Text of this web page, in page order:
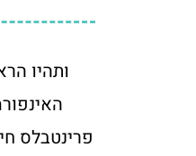
ותהיו
פרינטבלס